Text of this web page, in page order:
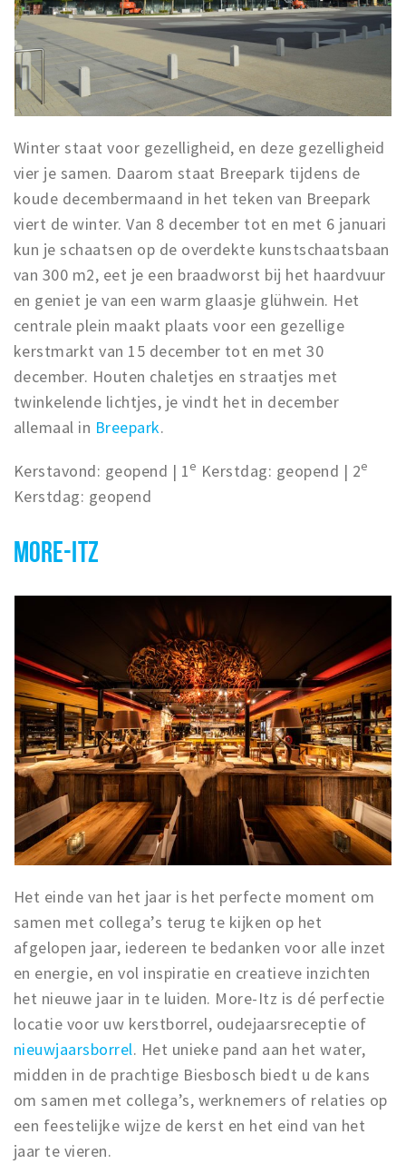
Winter staat voor gezelligheid, en deze gezelligheid
vier je samen. Daarom staat Breepark tijdens de
koude decembermaand in het teken van Breepark
viert de winter. Van 8 december tot en met 6 januari
kun je schaatsen op de overdekte kunstschaatsbaan
van 300 m2, eet je een braadworst bij het haardvuur
en geniet je van een warm glaasje glühwein. Het
centrale plein maakt plaats voor een gezellige
kerstmarkt van 15 december tot en met 30
december. Houten chaletjes en straatjes met
twinkelende lichtjes, je vindt het in december
allemaal in Breepark.
Kerstavond: geopend | 1e Kerstdag: geopend | 2e
Kerstdag: geopend
MORE-ITZ
Het einde van het jaar is het perfecte moment om
samen met collega’s terug te kijken op het
afgelopen jaar, iedereen te bedanken voor alle inzet
en energie, en vol inspiratie en creatieve inzichten
het nieuwe jaar in te luiden. More-Itz is dé perfectie
locatie voor uw kerstborrel, oudejaarsreceptie of
nieuwjaarsborrel. Het unieke pand aan het water,
midden in de prachtige Biesbosch biedt u de kans
om samen met collega’s, werknemers of relaties op
een feestelijke wijze de kerst en het eind van het
jaar te vieren.